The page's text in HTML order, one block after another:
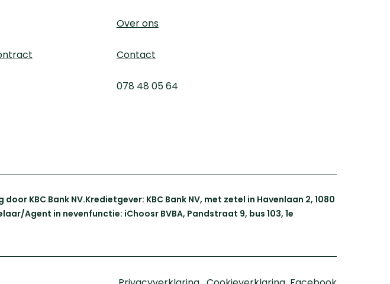
Over ons
Contact
078 48 05 64
KBC Bank NV.Kredietgever: KBC Bank NV, met zetel in Havenlaan 2, 1080
Agent in nevenfunctie: iChoosr BVBA, Pandstraat 9, bus 103, 1e